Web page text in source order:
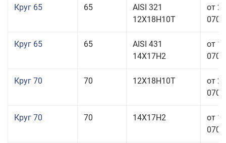
Круг 65 65
AISI 321
12Х18Н10Т
от
Круг 65 65
AISI 431
14Х17Н2
от
Круг 70 70 12Х18Н10Т
от
Круг 70 70 14Х17Н2
от